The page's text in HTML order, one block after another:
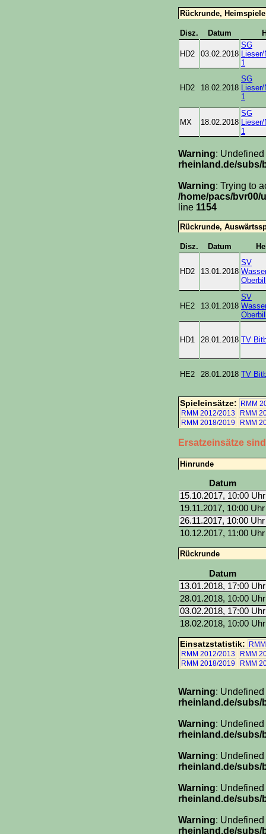
Rückrunde, Heimspiele
Disz. Datum
HD2 03.02.2018
SG
1
HD2 18.02.2018
SG
1
MX 18.02.2018
SG
1
Warning:
rheinland.de/subs/
Warning: Trying to
/home/pacs/bvr00/
line 1154
Rückrunde,
Disz. Datum
HD2 13.01.2018
SV
HE2 13.01.2018
SV
HD1 28.01.2018 TV
HE2 28.01.2018 TV
Spieleinsätze: RMM
RMM 2012/2013
RMM
RMM 2018/2019
RMM
Ersatzeinsätze
Hinrunde
Datum
15.10.2017, 10:00 Uhr
19.11.2017, 10:00 Uhr
26.11.2017, 10:00 Uhr
10.12.2017, 11:00 Uhr
Rückrunde
Datum
13.01.2018, 17:00 Uhr
28.01.2018, 10:00 Uhr
03.02.2018, 17:00 Uhr
18.02.2018, 10:00 Uhr
Einsatzstatistik:
RMM 2012/2013
RMM
RMM 2018/2019
RMM
Warning:
rheinland.de/subs/
Warning:
rheinland.de/subs/
Warning:
rheinland.de/subs/
Warning:
rheinland.de/subs/
Warning:
rheinland.de/subs/